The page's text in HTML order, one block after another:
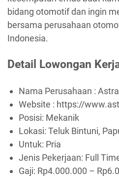
bidang otomotif dan ingin
bersama perusahaan
Indonesia.
Detail Lowongan
Nama Perusahaan :
Website : https://
Posisi: Mekanik
Lokasi: Teluk Bintuni,
Untuk: Pria
Jenis Pekerjaan: Full
Gaji: Rp4.000.000 – Rp